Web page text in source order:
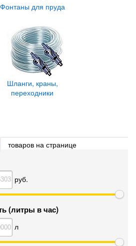
Фонтаны для пруда
Шланги, краны,
переходники
товаров на странице
руб.
(литры в час)
л